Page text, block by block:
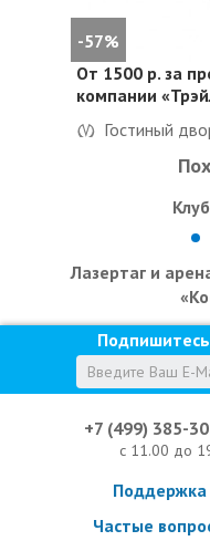
-57%
От 1500 р. за
компании
Гостиный
Лазертаг и
+7 (499) 385-
с 11.00 до
Поддержка
Частые